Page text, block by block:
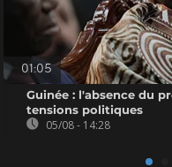
01:05
Guinée : l'absence du
tensions politiques
05/08 - 14:28